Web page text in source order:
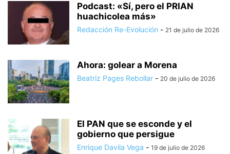
Podcast: «Sí, pero el PRIAN
huachicolea más»
Redacción Re-Evolución - 21 de julio de 2026
Ahora: golear a Morena
Beatriz Pages Rebollar - 20 de julio de 2026
El PAN que se esconde y el
gobierno que persigue
Enrique Davila Vega - 19 de julio de 2026